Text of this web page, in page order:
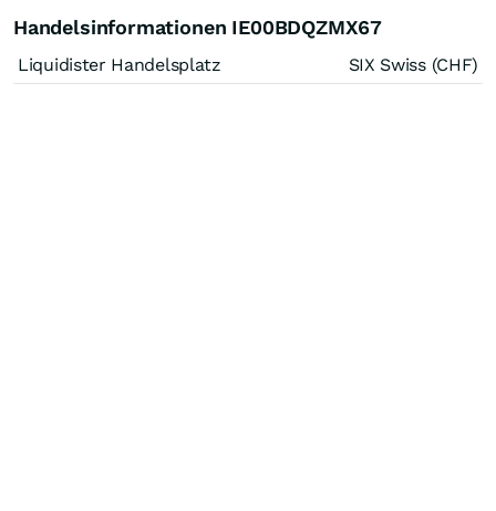
Handelsinformationen IE00BDQZMX67
Liquidister Handelsplatz SIX Swiss (CHF)